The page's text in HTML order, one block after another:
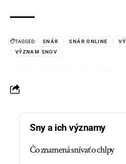
TAGGED: SNÁR SNÁR ONLINE
VÝZNAM SNOV
Sny a ich významy
Čo znamená snívať o chlpy